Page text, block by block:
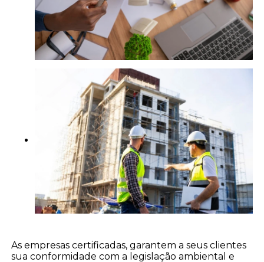
As empresas certificadas, garantem a seus clientes
sua conformidade com a legislação ambiental e